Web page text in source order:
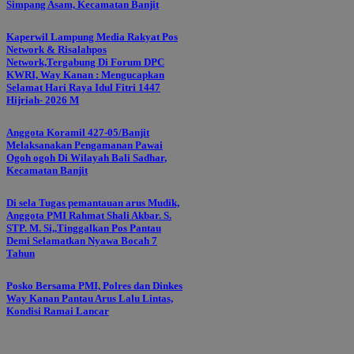
Simpang Asam, Kecamatan Banjit
Kaperwil Lampung Media Rakyat Pos
Network & Risalahpos
Network,Tergabung Di Forum DPC
KWRI, Way Kanan : Mengucapkan
Selamat Hari Raya Idul Fitri 1447
Hijriah- 2026 M
Anggota Koramil 427-05/Banjit
Melaksanakan Pengamanan Pawai
Ogoh ogoh Di Wilayah Bali Sadhar,
Kecamatan Banjit
Di sela Tugas pemantauan arus Mudik,
Anggota PMI Rahmat Shali Akbar. S.
STP. M. Si,,Tinggalkan Pos Pantau
Demi Selamatkan Nyawa Bocah 7
Tahun
Posko Bersama PMI, Polres dan Dinkes
Way Kanan Pantau Arus Lalu Lintas,
Kondisi Ramai Lancar